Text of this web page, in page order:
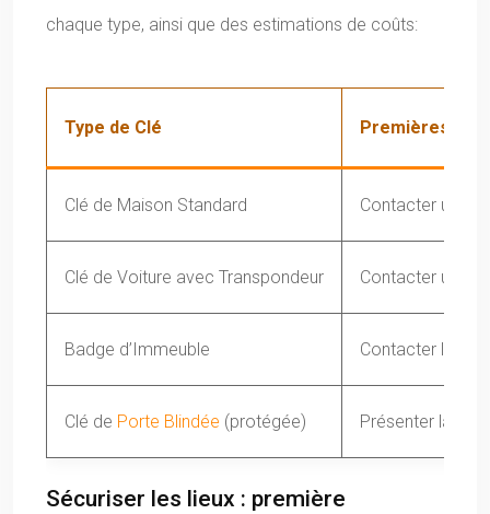
chaque type, ainsi que des estimations de coûts:
Type de Clé Premières
Clé de Maison Standard Contacter un
Clé de Voiture avec Transpondeur Contacter un
Badge d’Immeuble Contacter le
Clé de Porte Blindée (protégée) Présenter la
Sécuriser les lieux : première